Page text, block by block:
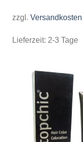
zzgl. Versandkosten
Lieferzeit: 2-3 Tage